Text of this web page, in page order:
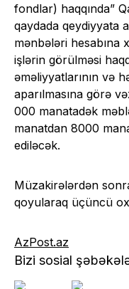
fondlar) haqqında”
qaydada qeydiyyata
mənbələri hesabına
işlərin görülməsi
əməliyyatlarının və
aparılmasına görə
000 manatadək
manatdan 8000
ediləcək.
Müzakirələrdən
qoyularaq üçüncü
AzPost.az
Bizi sosial